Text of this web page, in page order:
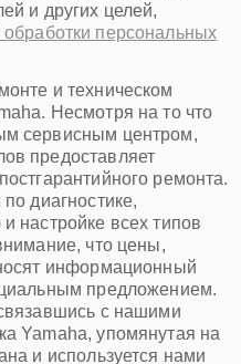
и других целей,
обработки персональных
и техническом
Несмотря на то что
сервисным центром,
предоставляет
ремонта.
диагностике,
настройке всех типов
что цены,
информационный
предложением.
с нашими
Yamaha, упомянутая на
и используется нами